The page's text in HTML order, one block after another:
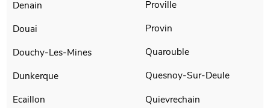
Denain
Douai
Douchy-Les-Mines
Dunkerque
Ecaillon
Proville
Provin
Quarouble
Quesnoy-Sur-Deule
Quievrechain